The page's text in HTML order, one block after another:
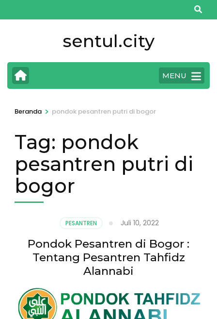
ke
Enter)
sentul.city
MENU
Beranda > pondok pesantren putri di bogor
Tag: pondok
pesantren putri di
bogor
PESANTREN Juli 10, 2022
Pondok Pesantren di Bogor :
Tentang Pesantren Tahfidz
Alannabi